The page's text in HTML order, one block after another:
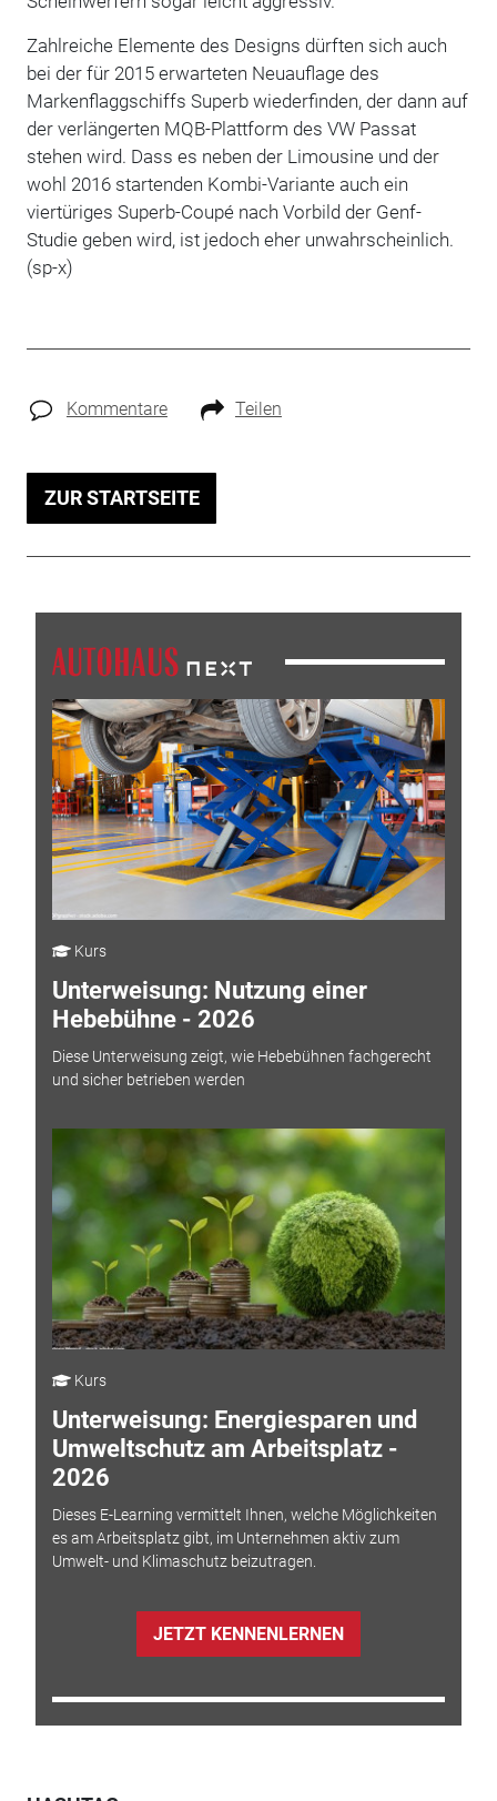
Zahlreiche Elemente des Designs dürften sich auch
bei der für 2015 erwarteten Neuauflage des
Markenflaggschiffs Superb wiederfinden, der dann auf
der verlängerten MQB-Plattform des VW Passat
stehen wird. Dass es neben der Limousine und der
wohl 2016 startenden Kombi-Variante auch ein
viertüriges Superb-Coupé nach Vorbild der Genf-
Studie geben wird, ist jedoch eher unwahrscheinlich.
(sp-x)
Kommentare Teilen
ZUR STARTSEITE
Kurs
Unterweisung: Nutzung einer
Hebebühne - 2026
Diese Unterweisung zeigt, wie Hebebühnen fachgerecht
und sicher betrieben werden
Kurs
Unterweisung: Energiesparen und
Umweltschutz am Arbeitsplatz -
2026
Dieses E-Learning vermittelt Ihnen, welche Möglichkeiten
es am Arbeitsplatz gibt, im Unternehmen aktiv zum
Umwelt- und Klimaschutz beizutragen.
JETZT KENNENLERNEN